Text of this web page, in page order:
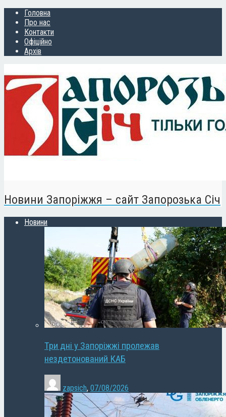
Головна
Про нас
Контакти
Офіційно
Архів
Новини Запоріжжя – сайт Запорозька Січ
Новини
Три дні у Запоріжжі пролежав
нездетонований КАБ
zapsich, 07/08/2026